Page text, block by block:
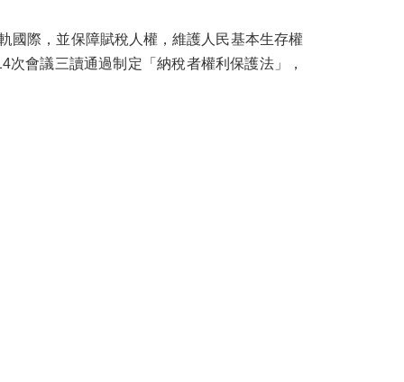
國際，並保障賦稅人權，維護人民基本生存權
會議三讀通過制定「納稅者權利保護法」，